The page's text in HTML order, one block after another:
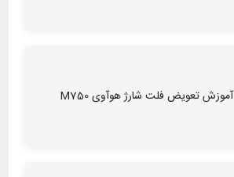
آموزش تعویض فلت شارژ هوآوی M750